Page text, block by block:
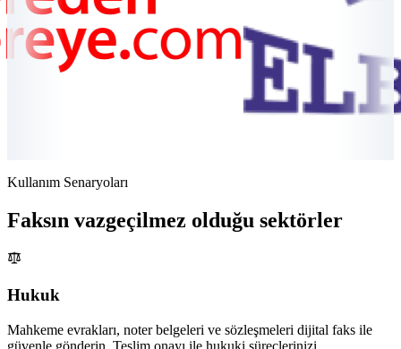
Kullanım Senaryoları
Faksın vazgeçilmez olduğu sektörler
Hukuk
Mahkeme evrakları, noter belgeleri ve sözleşmeleri dijital faks ile
güvenle gönderin. Teslim onayı ile hukuki süreçlerinizi